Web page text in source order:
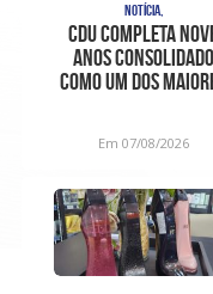
NOTÍCIA,
CDU completa
anos consolidado
como um dos
Em 07/08/2026